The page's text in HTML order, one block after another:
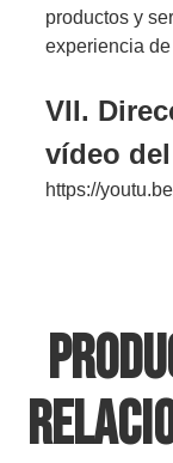
productos y
experiencia
VII.
vídeo
https://